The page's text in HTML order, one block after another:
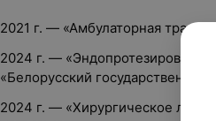
2021 г. — «Амбулаторная
2024 г. —
«Белорусский
2024 г. — «Хирургическое